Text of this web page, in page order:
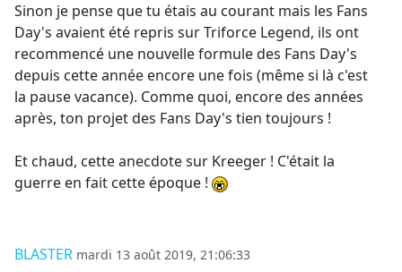
Sinon je pense que tu étais au courant mais les Fans
Day's avaient été repris sur Triforce Legend, ils ont
recommencé une nouvelle formule des Fans Day's
depuis cette année encore une fois (même si là c'est
la pause vacance). Comme quoi, encore des années
après, ton projet des Fans Day's tien toujours !
Et chaud, cette anecdote sur Kreeger ! C'était la
guerre en fait cette époque !
BLASTER mardi 13 août 2019, 21:06:33